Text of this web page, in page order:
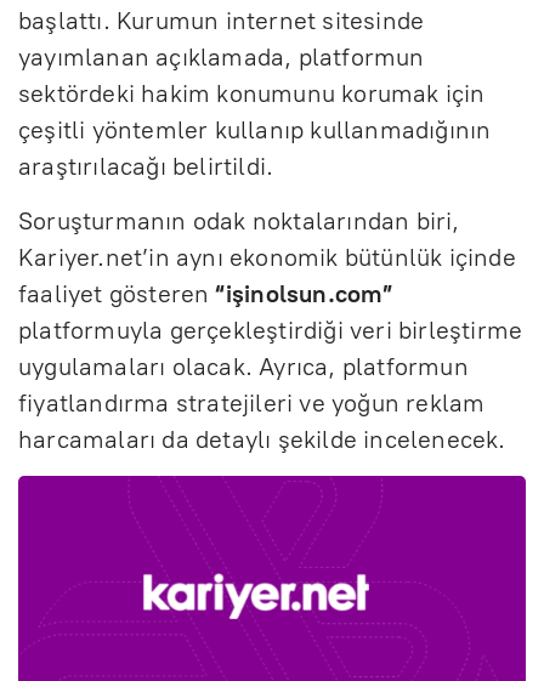
başlattı. Kurumun internet sitesinde
yayımlanan açıklamada, platformun
sektördeki hakim konumunu korumak için
çeşitli yöntemler kullanıp kullanmadığının
araştırılacağı belirtildi.
Soruşturmanın odak noktalarından biri,
Kariyer.net’in aynı ekonomik bütünlük içinde
faaliyet gösteren “işinolsun.com”
platformuyla gerçekleştirdiği veri birleştirme
uygulamaları olacak. Ayrıca, platformun
fiyatlandırma stratejileri ve yoğun reklam
harcamaları da detaylı şekilde incelenecek.